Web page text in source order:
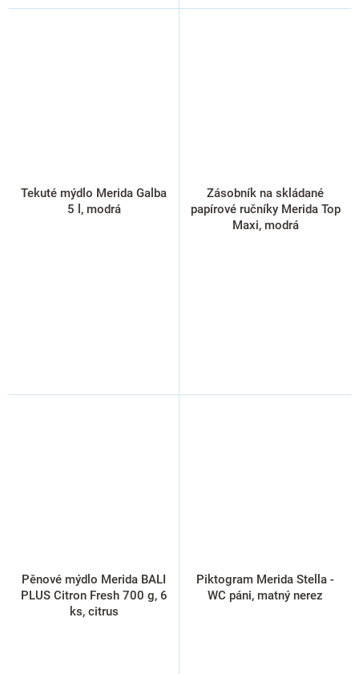
Tekuté mýdlo Merida Galba
5 l, modrá
Zásobník na skládané
papírové ručníky Merida Top
Maxi, modrá
Pěnové mýdlo Merida BALI
PLUS Citron Fresh 700 g, 6
ks, citrus
Piktogram Merida Stella -
WC páni, matný nerez